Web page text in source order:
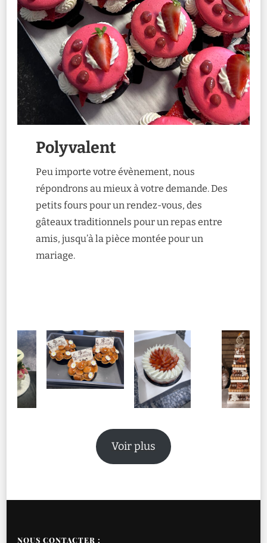
Polyvalent
Peu importe votre évènement, nous
répondrons au mieux à votre demande. Des
petits fours pour un rendez-vous, des
gâteaux traditionnels pour un repas entre
amis, jusqu’à la pièce montée pour un
mariage.
Voir plus
NOUS CONTACTER :